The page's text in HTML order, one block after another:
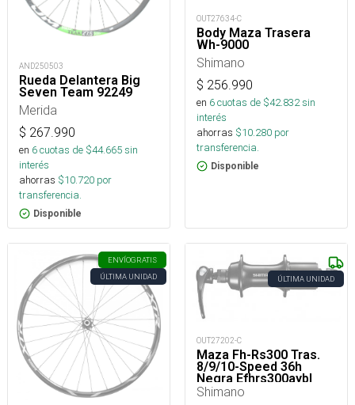
AND250503
Rueda Delantera Big
Seven Team 92249
Merida
$ 267.990
en 6cuotas de $44.665sin
interés
ahorras $10.720 por
transferencia.
Disponible
OUT27634-C
Body Maza Trasera
Wh-9000
Shimano
$ 256.990
en 6cuotas de $42.832sin
interés
ahorras $10.280 por
transferencia.
Disponible
ENVÍOGRATIS
ÚLTIMA UNIDAD
ÚLTIMA UNIDAD
OUT27202-C
Maza Fh-Rs300 Tras.
8/9/10-Speed 36h
Negra Efhrs300aybl
Shimano